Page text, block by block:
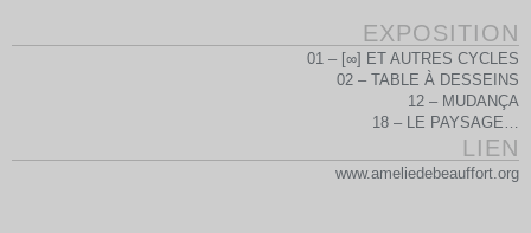
EXPOSITION
01 – [∞] ET AUTRES CYCLES
02 – TABLE À DESSEINS
12 – MUDANÇA
18 – LE PAYSAGE…
LIEN
www.ameliedebeauffort.org